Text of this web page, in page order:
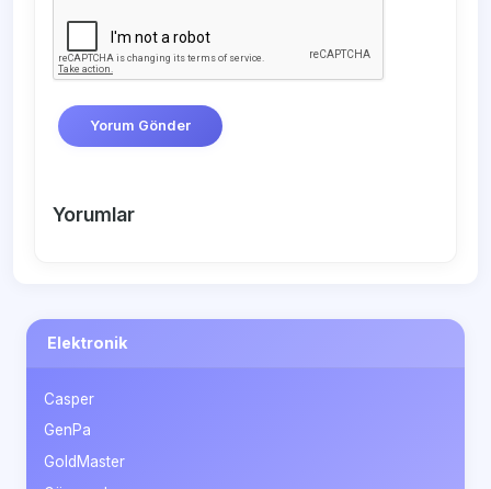
Yorum Gönder
Yorumlar
Elektronik
Casper
GenPa
GoldMaster